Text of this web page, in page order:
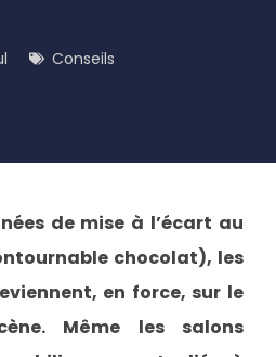
Conseils
de mise à l’écart au
chocolat), les
en force, sur le
Même les salons